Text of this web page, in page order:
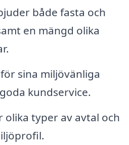
både fasta och
en mängd olika
sina miljövänliga
kundservice.
olika typer av avtal och